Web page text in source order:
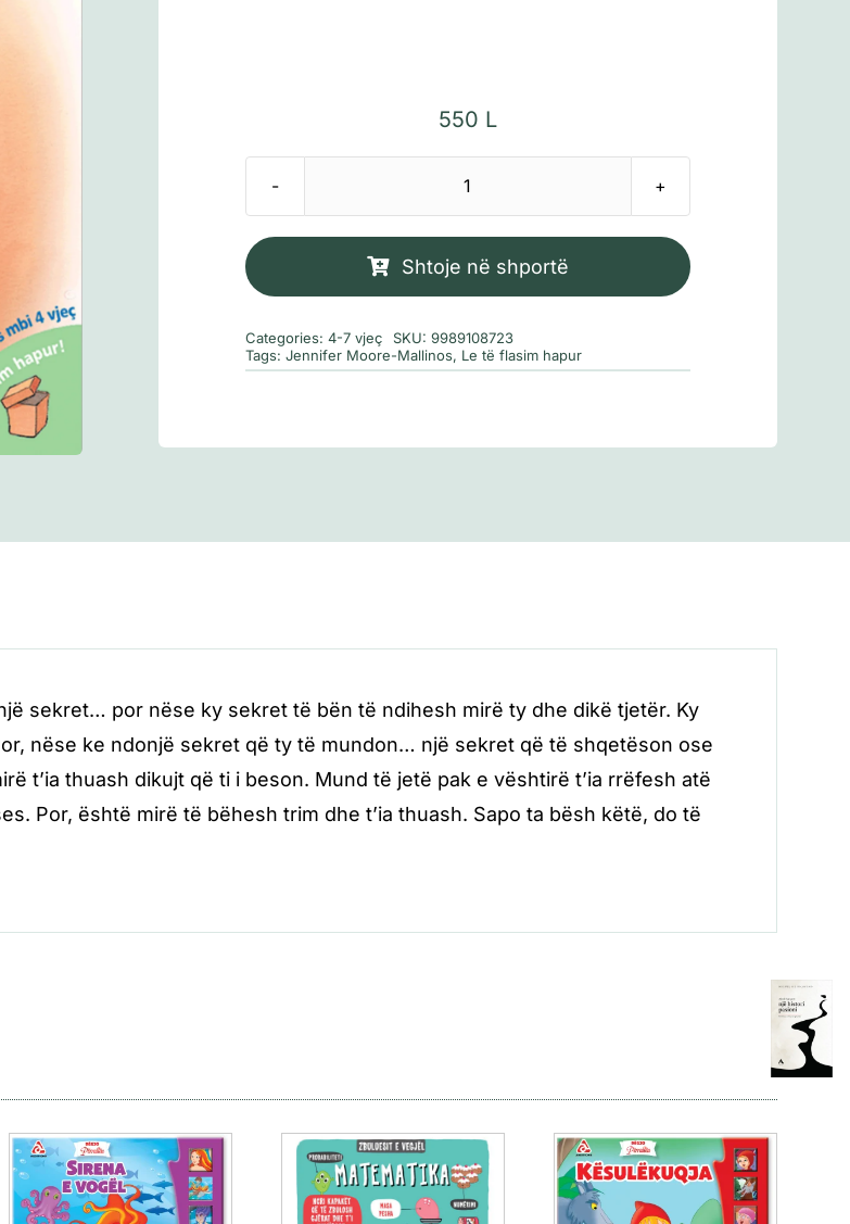
550 L
Sasi
ke
Shtoje në shportë
Categories: 4-7 vjeç SKU: 9989108723
Tags: Jennifer Moore-Mallinos, Le të flasim hapur
sekret… por nëse ky sekret të bën të ndihesh mirë ty dhe dikë tjetër. Ky
nëse ke ndonjë sekret që ty të mundon… një sekret që të shqetëson ose
t’ia thuash dikujt që ti i beson. Mund të jetë pak e vështirë t’ia rrëfesh atë
Por, është mirë të bëhesh trim dhe t’ia thuash. Sapo ta bësh këtë, do të